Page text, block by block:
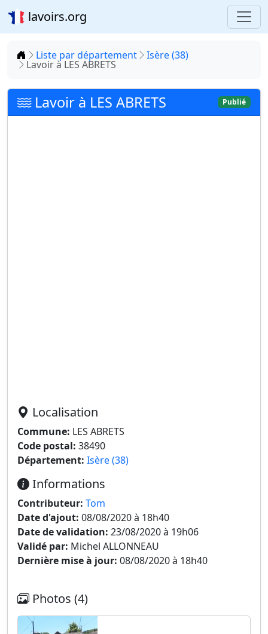
lavoirs.org
Accueil
Liste par département Isère (38)
Lavoir à LES ABRETS
Lavoir à LES ABRETS Publié
Localisation
Commune: LES ABRETS
Code postal: 38490
Département: Isère (38)
Informations
Contributeur: Tom
Date d'ajout: 08/08/2020 à 18h40
Date de validation: 23/08/2020 à 19h06
Validé par: Michel ALLONNEAU
Dernière mise à jour: 08/08/2020 à 18h40
Photos (4)